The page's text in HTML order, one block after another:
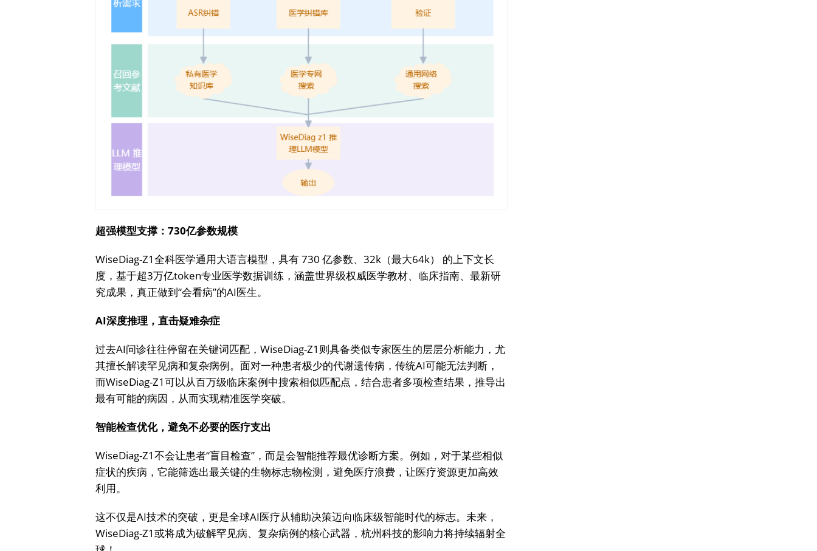
超强模型支撑：730亿参数规模
WiseDiag-Z1全科医学通用大语言模型，具有 730 亿参数、32k（最大64k） 的上下文长
度，基于超3万亿token专业医学数据训练，涵盖世界级权威医学教材、临床指南、最新研
究成果，真正做到“会看病”的AI医生。
AI深度推理，直击疑难杂症
过去AI问诊往往停留在关键词匹配，WiseDiag-Z1则具备类似专家医生的层层分析能力，尤
其擅长解读罕见病和复杂病例。面对一种患者极少的代谢遗传病，传统AI可能无法判断，
而WiseDiag-Z1可以从百万级临床案例中搜索相似匹配点，结合患者多项检查结果，推导出
最有可能的病因，从而实现精准医学突破。
智能检查优化，避免不必要的医疗支出
WiseDiag-Z1不会让患者“盲目检查”，而是会智能推荐最优诊断方案。例如，对于某些相似
症状的疾病，它能筛选出最关键的生物标志物检测，避免医疗浪费，让医疗资源更加高效
利用。
这不仅是AI技术的突破，更是全球AI医疗从辅助决策迈向临床级智能时代的标志。未来，
WiseDiag-Z1或将成为破解罕见病、复杂病例的核心武器，杭州科技的影响力将持续辐射全